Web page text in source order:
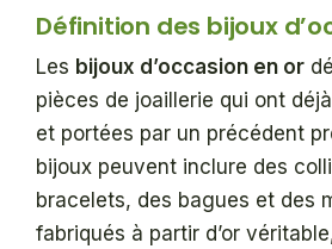
Définition des bijoux
Les bijoux d’occasion en or
pièces de joaillerie qui ont
et portées par un précédent
bijoux peuvent inclure des
bracelets, des bagues et des
fabriqués à partir d’or